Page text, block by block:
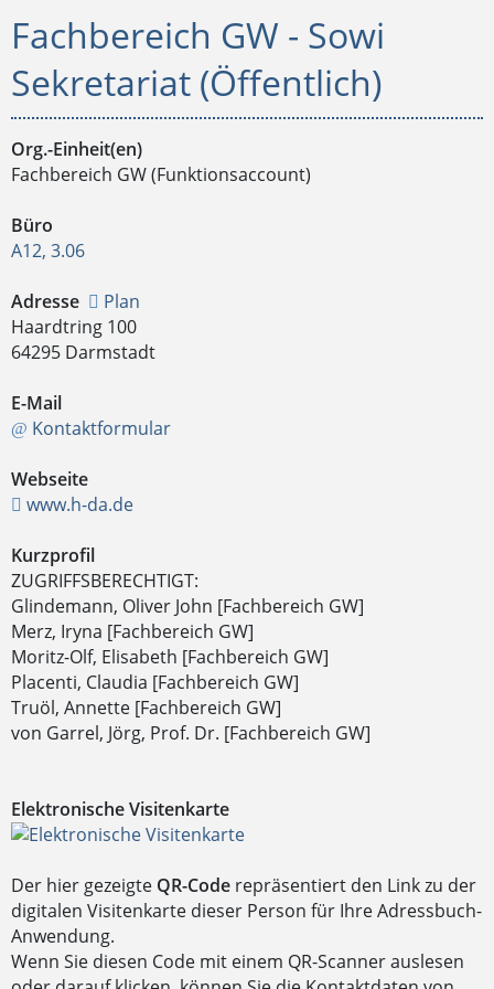
Fachbereich GW - Sowi
Sekretariat (Öffentlich)
Org.-Einheit(en)
Fachbereich GW (Funktionsaccount)
Büro
A12, 3.06
Adresse
Plan
Haardtring 100
64295 Darmstadt
E-Mail
Kontaktformular
Webseite
www.h-da.de
Kurzprofil
ZUGRIFFSBERECHTIGT:
Glindemann, Oliver John [Fachbereich GW]
Merz, Iryna [Fachbereich GW]
Moritz-Olf, Elisabeth [Fachbereich GW]
Placenti, Claudia [Fachbereich GW]
Truöl, Annette [Fachbereich GW]
von Garrel, Jörg, Prof. Dr. [Fachbereich GW]
Elektronische Visitenkarte
Der hier gezeigte QR-Code repräsentiert den Link zu der
digitalen Visitenkarte dieser Person für Ihre Adressbuch-
Anwendung.
Wenn Sie diesen Code mit einem QR-Scanner auslesen